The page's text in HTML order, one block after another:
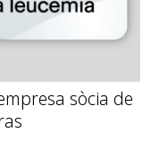
sòcia de